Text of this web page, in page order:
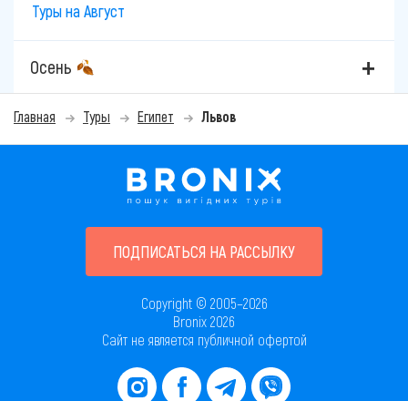
Туры на Август
Осень
Главная Туры Египет Львов
ПОДПИСАТЬСЯ НА РАССЫЛКУ
Copyright © 2005–2026
Bronix 2026
Сайт не является публичной офертой